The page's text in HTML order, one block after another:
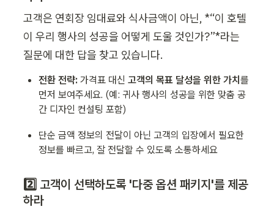
고객은 연회장 임대료와 식사금액이 아닌, *“이 호텔
이 우리 행사의 성공을 어떻게 도울 것인가?”*라는
질문에 대한 답을 찾고 있습니다.
전환 전략: 가격표 대신 고객의 목표 달성을 위한 가치를
먼저 보여주세요. (예: 귀사 행사의 성공을 위한 맞춤 공
간 디자인 컨설팅 포함)
단순 금액 정보의 전달이 아닌 고객의 입장에서 필요한
정보를 빠르고, 잘 전달할 수 있도록 소통하세요
2️⃣ 고객이 선택하도록 '다중 옵션 패키지'를 제공
하라